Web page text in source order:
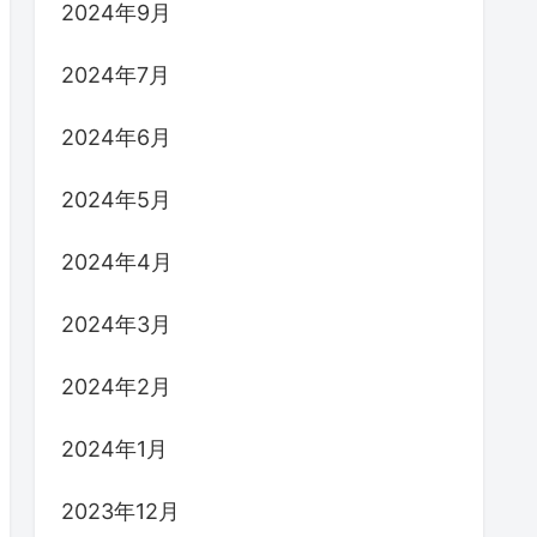
2024年9月
2024年7月
2024年6月
2024年5月
2024年4月
2024年3月
2024年2月
2024年1月
2023年12月